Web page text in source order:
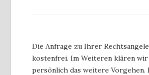
Die Anfrage zu Ihrer
kostenfrei. Im Weiteren klären wir
persönlich das weitere Vorgehen.